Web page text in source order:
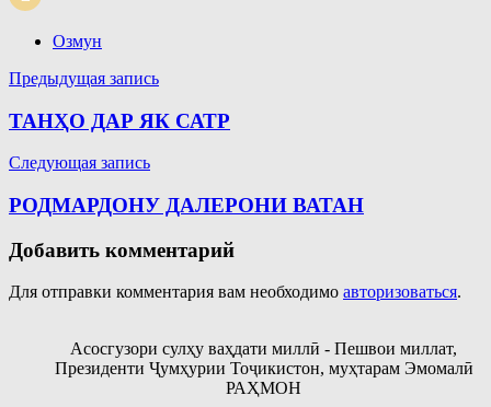
Озмун
Навигация
по
записям
Предыдущая запись
ТАНҲО ДАР ЯК САТР
Следующая запись
РОДМАРДОНУ ДАЛЕРОНИ ВАТАН
Добавить комментарий
Для отправки комментария вам необходимо авторизоваться.
Асосгузори сулҳу ваҳдати миллӣ - Пешвои миллат,
Президенти Ҷумҳурии Тоҷикистон, муҳтарам Эмомалӣ
РАҲМОН